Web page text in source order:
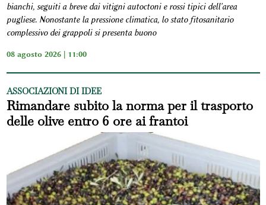
bianchi, seguiti a breve dai vitigni autoctoni e rossi tipici dell'area
pugliese. Nonostante la pressione climatica, lo stato fitosanitario
complessivo dei grappoli si presenta buono
08 agosto 2026 | 11:00
ASSOCIAZIONI DI IDEE
Rimandare subito la norma per il trasporto
delle olive entro 6 ore ai frantoi